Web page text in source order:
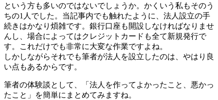
という方も多いのではないでしょうか。かくいう私もそのう
ちの1人でした。当記事内でも触れたように、法人設立の手
続きはかなり煩雑です。銀行口座も開設しなければなりませ
んし、場合によってはクレジットカードも全て新規発行で
す。これだけでも非常に大変な作業ですよね。
しかしながらそれでも筆者が法人を設立したのは、やはり良
い点もあるからです。
筆者の体験談として、「法人を作ってよかったこと、悪かっ
たこと」を簡単にまとめてみますね。